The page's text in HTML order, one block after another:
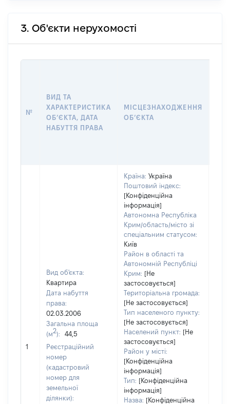
3. Об'єкти нерухомості
№
ВИД ТА
ХАРАКТЕРИСТИКА
ОБʼЄКТА, ДАТА
НАБУТТЯ ПРАВА
МІСЦЕЗНАХОДЖЕННЯ
ОБʼЄКТА
1
Вид об'єкта:
Квартира
Дата набуття
права:
02.03.2006
Загальна площа
(м2):
44,5
Реєстраційний
номер
(кадастровий
номер для
земельної
ділянки):
Країна: Україна
Поштовий індекс:
[Конфіденційна
інформація]
Автономна Республіка
Крим/область/місто зі
спеціальним статусом:
Київ
Район в області та
Автономній Республіці
Крим: [Не
застосовується]
Територіальна громада:
[Не застосовується]
Тип населеного пункту:
[Не застосовується]
Населений пункт: [Не
застосовується]
Район у місті:
[Конфіденційна
інформація]
Тип: [Конфіденційна
інформація]
Назва: [Конфіденційна